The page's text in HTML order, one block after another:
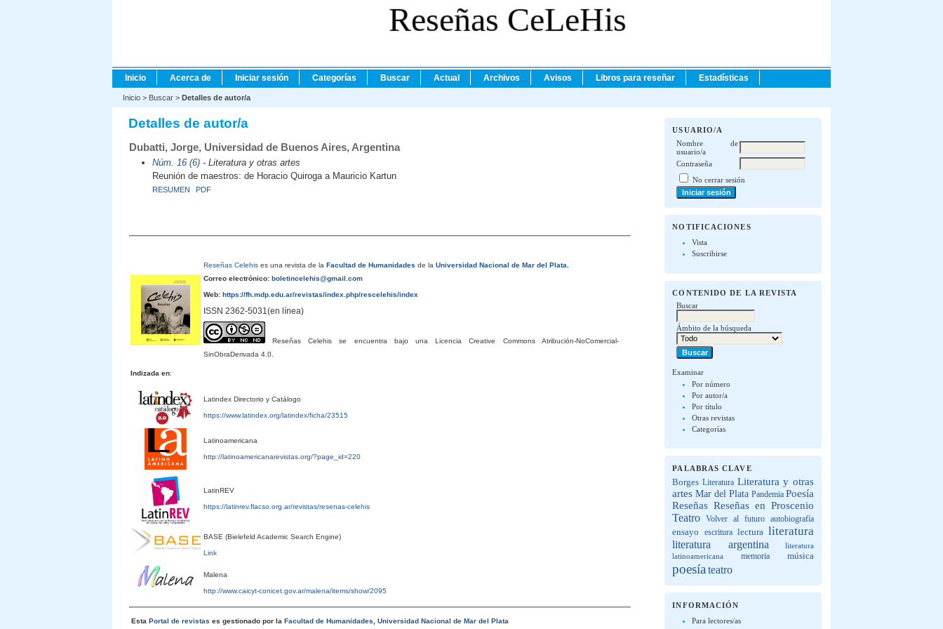
Reseñas CeLeHis
USUARIO/A
Nombre de
usuario/a
Contraseña
No cerrar sesión
NOTIFICACIONES
Vista
Suscribirse
CONTENIDO DE LA REVISTA
Buscar
Ámbito de la búsqueda
Examinar
Por número
Por autor/a
Por título
Otras revistas
Categorías
PALABRAS CLAVE
Borges Literatura Literatura y otras
artes Mar del Plata Pandemia Poesía
Reseñas Reseñas en Proscenio
Teatro Volver al futuro autobiografía
ensayo escritura lectura literatura
literatura argentina
literatura
latinoamericana
memoria música
poesía teatro
INFORMACIÓN
Para lectores/as
Inicio Acerca de Iniciar sesión Categorías Buscar Actual Archivos Avisos Libros para reseñar Estadísticas
Inicio > Buscar > Detalles de autor/a
Detalles de autor/a
Dubatti, Jorge, Universidad de Buenos Aires, Argentina
Núm. 16 (6)- Literatura y otras artes
Reunión de maestros: de Horacio Quiroga a Mauricio Kartun
RESUMEN PDF
Reseñas Celehises una revista de la Facultad de Humanidades de la Universidad Nacional de Mar del Plata
Correo electrónico:boletincelehis@gmail.com
Web:https://fh.mdp.edu.ar/revistas/index.php/rescelehis/index
ISSN 2362-5031(en línea)
Reseñas Celehis se encuentra bajo una Licencia Creative Commons Atribución-NoComercial-
SinObraDerivada 4.0.
Indizada en:
Latindex Directorio y Catálogo
https://www.latindex.org/latindex/ficha/23515
Latinoamericana
http://latinoamericanarevistas.org/?page_id=220
LatinREV
https://latinrev.flacso.org.ar/revistas/resenas-celehis
BASE (Bielefeld Academic Search Engine)
Link
Malena
http://www.caicyt-conicet.gov.ar/malena/items/show/2095
Esta Portal de revistas es gestionado por la Facultad de Humanidades, Universidad Nacional de Mar del Plata